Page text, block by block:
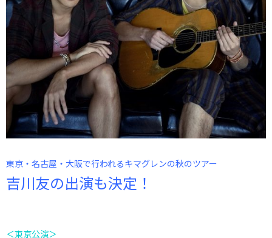
東京・名古屋・大阪で行われるキマグレンの秋のツアー
吉川友の出演も決定！
＜東京公演＞